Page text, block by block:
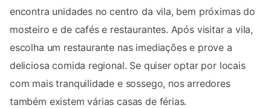
encontra unidades no centro da vila, bem próximas do
mosteiro e de cafés e restaurantes. Após visitar a vila,
escolha um restaurante nas imediações e prove a
deliciosa comida regional. Se quiser optar por locais
com mais tranquilidade e sossego, nos arredores
também existem várias casas de férias.